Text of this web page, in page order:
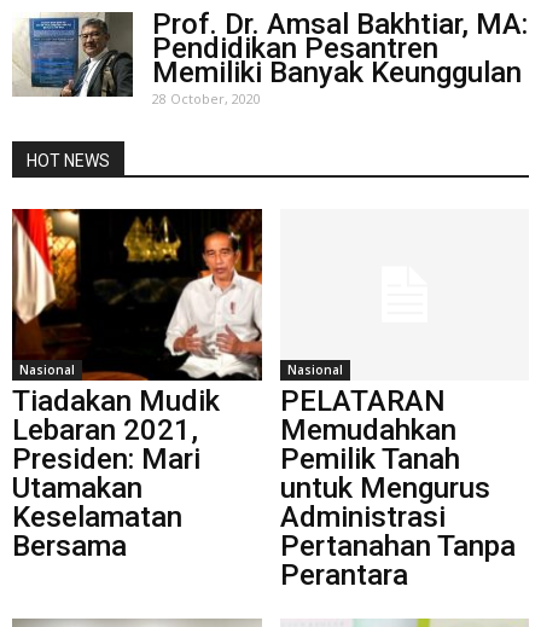
Prof. Dr. Amsal Bakhtiar, MA:
Pendidikan Pesantren
Memiliki Banyak Keunggulan
28 October, 2020
HOT NEWS
Nasional
Tiadakan Mudik
Lebaran 2021,
Presiden: Mari
Utamakan
Keselamatan
Bersama
Nasional
PELATARAN
Memudahkan
Pemilik Tanah
untuk Mengurus
Administrasi
Pertanahan Tanpa
Perantara